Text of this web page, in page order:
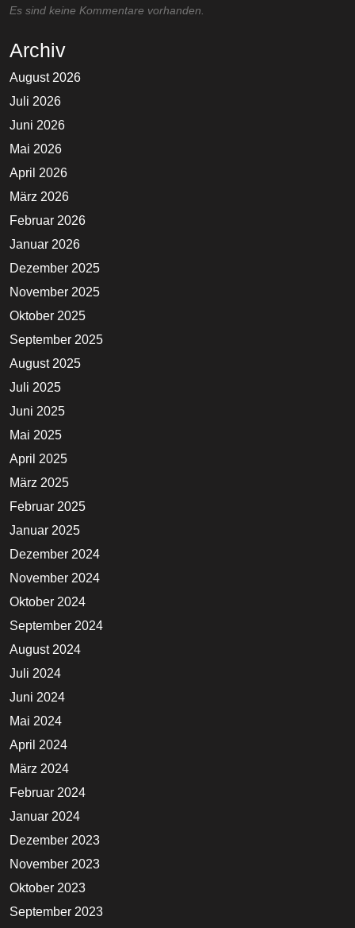
Es sind keine Kommentare vorhanden.
Archiv
August 2026
Juli 2026
Juni 2026
Mai 2026
April 2026
März 2026
Februar 2026
Januar 2026
Dezember 2025
November 2025
Oktober 2025
September 2025
August 2025
Juli 2025
Juni 2025
Mai 2025
April 2025
März 2025
Februar 2025
Januar 2025
Dezember 2024
November 2024
Oktober 2024
September 2024
August 2024
Juli 2024
Juni 2024
Mai 2024
April 2024
März 2024
Februar 2024
Januar 2024
Dezember 2023
November 2023
Oktober 2023
September 2023